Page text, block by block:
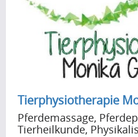
Tierphysiotherapie
Pferdemassage,
Tierheilkunde,